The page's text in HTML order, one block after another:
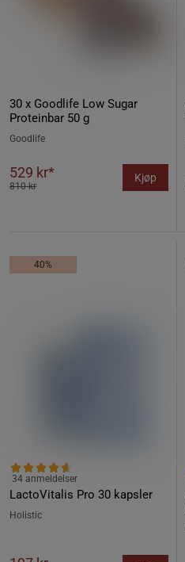
30 x Goodlife Low Sugar
Proteinbar 50 g
Goodlife
529 kr*
810 kr
Kjøp
40%
LactoVitalis Pro 30 kapsler
34 anmeldelser
Holistic